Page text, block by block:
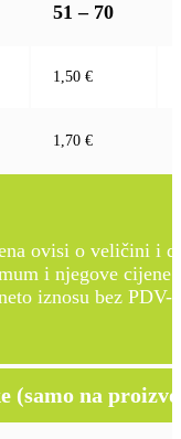
51 – 70
1,50 €
1,70 €
ovisi o veličini i
i njegove cijene
iznosu bez PDV-
na